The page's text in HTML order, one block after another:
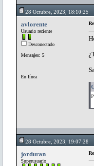
28 Octubre, 2023, 18:10:25
avlorente
Usuario reciente
Desconectado
Mensajes: 5
En línea
28 Octubre, 2023, 19:07:28
jorduran
Superusuario